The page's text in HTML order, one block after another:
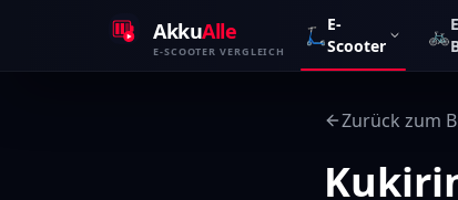
AkkuAlle
E-SCOOTER VERGLEICH
🛴E-
Scooter
🚲
Zurück zum